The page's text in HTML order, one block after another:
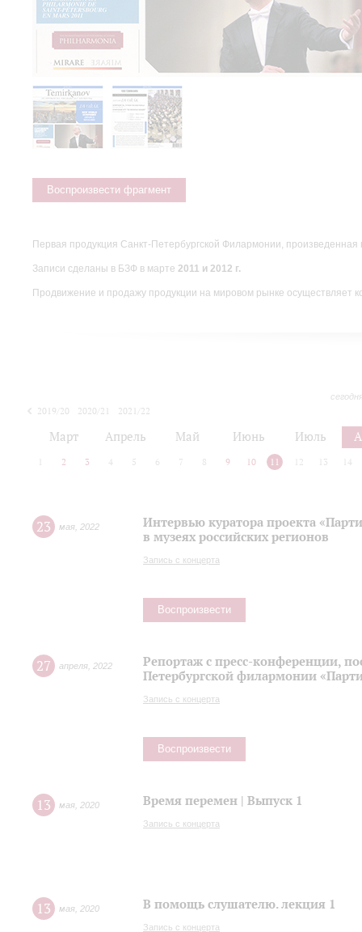
Воспроизвести фрагмент
Первая продукция Санкт-Петербургской Филармонии,
Записи сделаны в БЗФ в марте 2011 и 2012 г.
Продвижение и продажу продукции на мировом рынке осуществляет
2019/20 2020/21 2021/22
Март Апрель Май Июнь Июль
2 3 4 5 6 7 8 9 10 11 12 13 14
23 мая 2022
Интервью куратора проекта
в музеях российских регионов
Запись с концерта
Воспроизвести
27 апреля 2022
Репортаж с пресс-конференции,
Петербургской филармонии
Запись с концерта
Воспроизвести
13 мая 2020 Время перемен | Выпуск 1
Запись с концерта
13 мая 2020 В помощь слушателю. лекция 1
Запись с концерта